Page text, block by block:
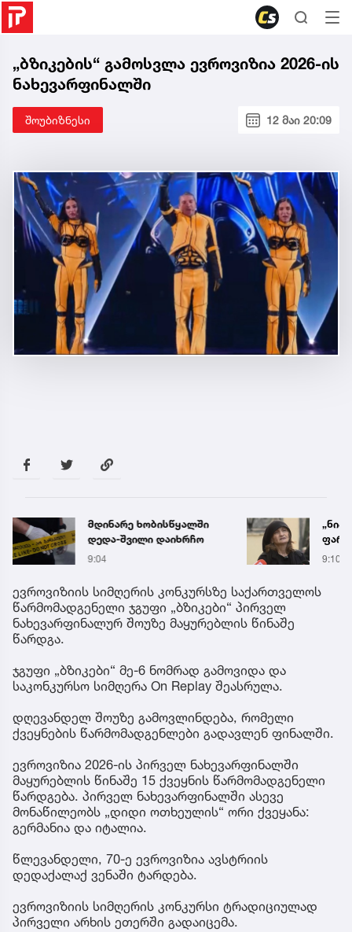
„ბზიკების“ გამოსვლა ევროვიზია 2026-ის
ნახევარფინალში
შოუბიზნესი 12 მაი 20:09
„ნია იმნაძის სახლში
ფარული მოსასმენი იყო
დამონტაჟებული, მისი
აღდგა...“ - ეკა კუპატაძე
9:10 5 აგვ
ევროვიზიის სიმღერის კონკურსზე საქართველოს
წარმომადგენელი ჯგუფი „ბზიკები“ პირველ
ნახევარფინალურ შოუზე მაყურებლის წინაშე
წარდგა.
ჯგუფი „ბზიკები“ მე-6 ნომრად გამოვიდა და
საკონკურსო სიმღერა On Replay შეასრულა.
დღევანდელ შოუზე გამოვლინდება, რომელი
ქვეყნების წარმომადგენლები გადავლენ ფინალში.
ევროვიზია 2026-ის პირველ ნახევარფინალში
მაყურებლის წინაშე 15 ქვეყნის წარმომადგენელი
წარდგება. პირველ ნახევარფინალში ასევე
მონაწილეობს „დიდი ოთხეულის“ ორი ქვეყანა:
გერმანია და იტალია.
წლევანდელი, 70-ე ევროვიზია ავსტრიის
დედაქალაქ ვენაში ტარდება.
ევროვიზიის სიმღერის კონკურსი ტრადიციულად
პირველი არხის ეთერში გადაიცემა.